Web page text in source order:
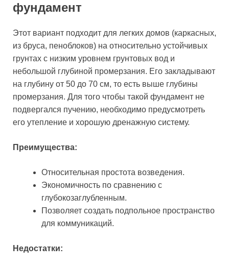
фундамент
Этот вариант подходит для легких домов (каркасных,
из бруса, пеноблоков) на относительно устойчивых
грунтах с низким уровнем грунтовых вод и
небольшой глубиной промерзания. Его закладывают
на глубину от 50 до 70 см, то есть выше глубины
промерзания. Для того чтобы такой фундамент не
подвергался пучению, необходимо предусмотреть
его утепление и хорошую дренажную систему.
Преимущества:
Относительная простота возведения.
Экономичность по сравнению с
глубокозаглубленным.
Позволяет создать подпольное пространство
для коммуникаций.
Недостатки: